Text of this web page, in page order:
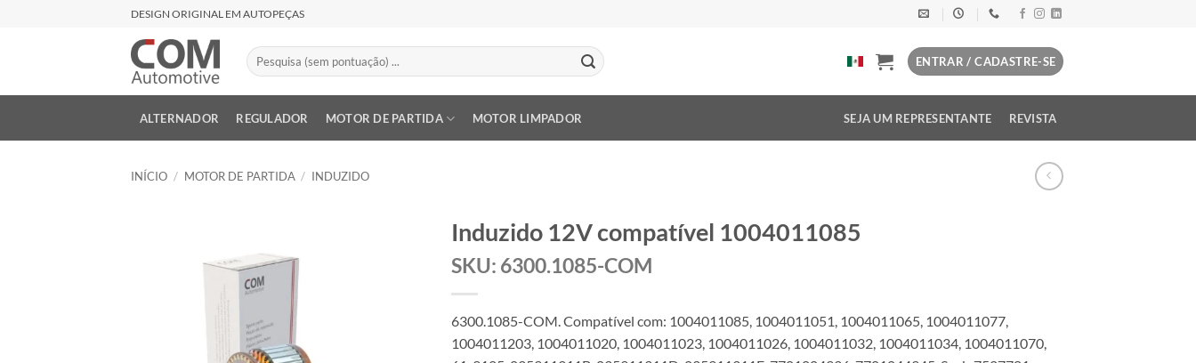
DESIGN ORIGINAL EM AUTOPEÇAS
Pesquisar
por:
ENTRAR / CADASTRE-SE
ALTERNADOR REGULADOR MOTOR DE PARTIDA MOTOR LIMPADOR SEJA UM REPRESENTANTE REVISTA
INÍCIO / MOTOR DE PARTIDA / INDUZIDO
Induzido 12V compatível 1004011085
SKU: 6300.1085-COM
6300.1085-COM. Compatível com: 1004011085, 1004011051, 1004011065, 1004011077,
1004011203, 1004011020, 1004011023, 1004011026, 1004011032, 1004011034, 1004011070,